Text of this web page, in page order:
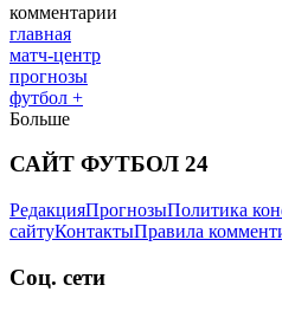
комментарии
главная
матч-центр
прогнозы
футбол +
Больше
САЙТ ФУТБОЛ 24
РедакцияПрогнозыПолитика
сайтуКонтактыПравила
Соц. сети